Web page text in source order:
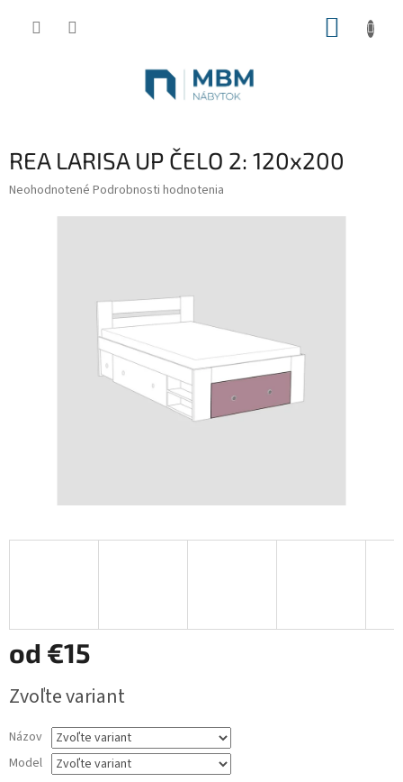
REA LARISA UP ČELO 2: 120x200
Priemerné
Neohodnotené Podrobnosti hodnotenia
od €15
cena:
Zvoľte variant
Názov
Model